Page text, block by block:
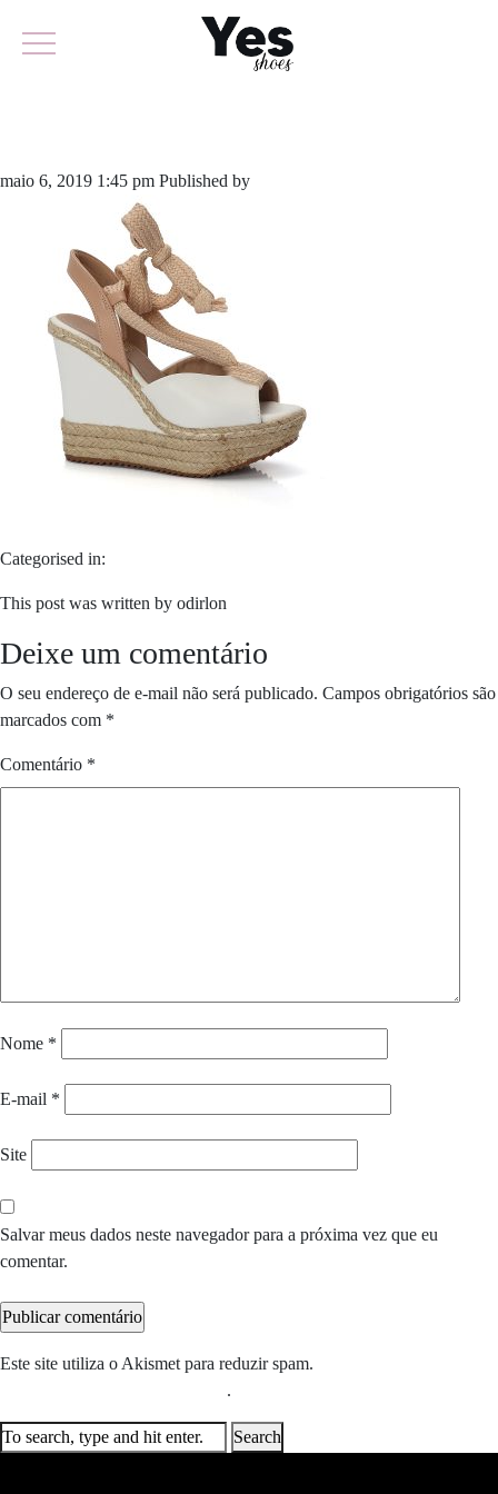
maio 6, 2019 1:45 pm Published by
Categorised in:
This post was written by odirlon
Deixe um comentário
O seu endereço de e-mail não será publicado. Campos obrigatórios são
marcados com *
Comentário *
Nome *
E-mail *
Site
Salvar meus dados neste navegador para a próxima vez que eu
comentar.
Este site utiliza o Akismet para reduzir spam.
.
Search